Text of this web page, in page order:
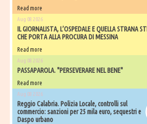
Read more
Aug 08 2026
IL GIORNALISTA, L’OSPEDALE E QUELLA STRANA
CHE PORTA ALLA PROCURA DI MESSINA
Read more
Aug 08 2026
PASSAPAROLA. "PERSEVERARE NEL BENE"
Read more
Aug 08 2026
Reggio Calabria. Polizia Locale, controlli sul
commercio: sanzioni per 25 mila euro, sequestri e
Daspo urbano